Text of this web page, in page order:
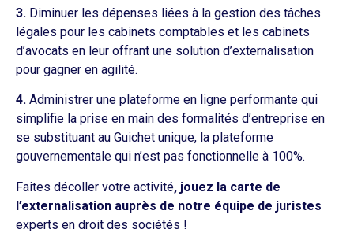
3. Diminuer les dépenses liées à la gestion des tâches
légales pour les cabinets comptables et les cabinets
d’avocats en leur offrant une solution d’externalisation
pour gagner en agilité.
4. Administrer une plateforme en ligne performante qui
simplifie la prise en main des formalités d’entreprise en
se substituant au Guichet unique, la plateforme
gouvernementale qui n’est pas fonctionnelle à 100%.
Faites décoller votre activité, jouez la carte de
l’externalisation auprès de notre équipe de juristes
experts en droit des sociétés !